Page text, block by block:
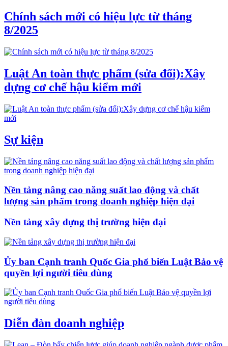
Chính sách mới có hiệu lực từ tháng
8/2025
Luật An toàn thực phẩm (sửa đổi):Xây
dựng cơ chế hậu kiểm mới
Sự kiện
Nền tảng nâng cao năng suất lao động và chất
lượng sản phẩm trong doanh nghiệp hiện đại
Nền tảng xây dựng thị trường hiện đại
Ủy ban Cạnh tranh Quốc Gia phổ biến Luật Bảo vệ
quyền lợi người tiêu dùng
Diễn đàn doanh nghiệp